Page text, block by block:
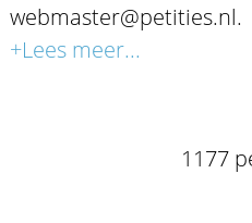
webmaster@petities.nl.
+Lees meer...
1177